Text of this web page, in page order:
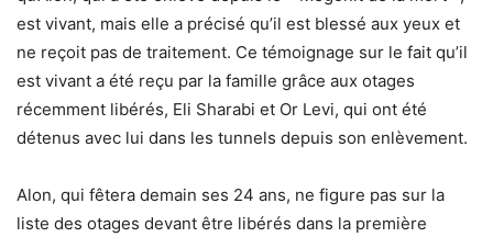
est vivant, mais elle a précisé qu’il est blessé aux yeux et
ne reçoit pas de traitement. Ce témoignage sur le fait qu’il
est vivant a été reçu par la famille grâce aux otages
récemment libérés, Eli Sharabi et Or Levi, qui ont été
détenus avec lui dans les tunnels depuis son enlèvement.
Alon, qui fêtera demain ses 24 ans, ne figure pas sur la
liste des otages devant être libérés dans la première